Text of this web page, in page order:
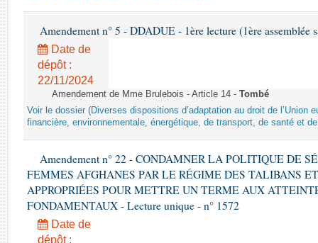
Amendement n° 5 - DDADUE - 1ère lecture (1ère assemblée
Date de
dépôt :
22/11/2024
Amendement de Mme Brulebois - Article 14 - Tombé
Voir le dossier (Diverses dispositions d’adaptation au droit de l’Union
financière, environnementale, énergétique, de transport, de santé et
Amendement n° 22 - CONDAMNER LA POLITIQUE DE
FEMMES AFGHANES PAR LE RÉGIME DES TALIBANS
APPROPRIÉES POUR METTRE UN TERME AUX
FONDAMENTAUX - Lecture unique - n° 1572
Date de
dépôt :